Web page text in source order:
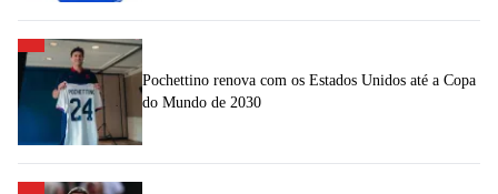
Pochettino renova com os Estados Unidos até a Copa
do Mundo de 2030